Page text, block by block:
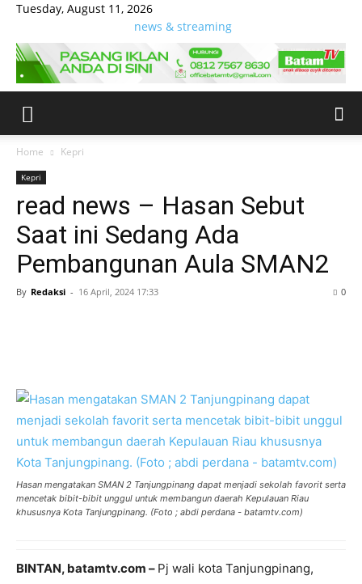
Tuesday, August 11, 2026
news & streaming
Home Kepri
Kepri
read news – Hasan Sebut
Saat ini Sedang Ada
Pembangunan Aula SMAN2
By Redaksi - 16 April, 2024 17:33 0
Hasan mengatakan SMAN 2 Tanjungpinang dapat menjadi sekolah favorit serta
mencetak bibit-bibit unggul untuk membangun daerah Kepulauan Riau
khususnya Kota Tanjungpinang. (Foto ; abdi perdana - batamtv.com)
BINTAN, batamtv.com – Pj wali kota Tanjungpinang,